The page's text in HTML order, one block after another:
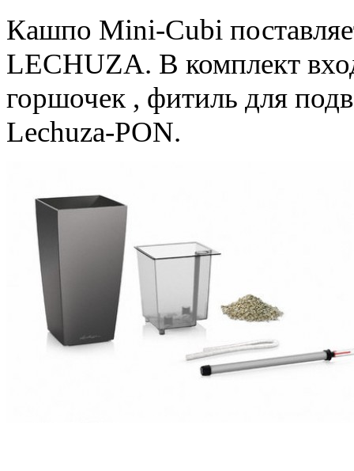
Кашпо Mini-Cubi
LECHUZA. В комплект
горшочек , фитиль для
Lechuza-PON.